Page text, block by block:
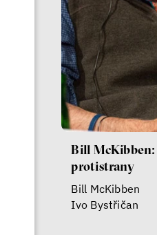
Bill
protistrany
Bill McKibben
Ivo Bystřičan